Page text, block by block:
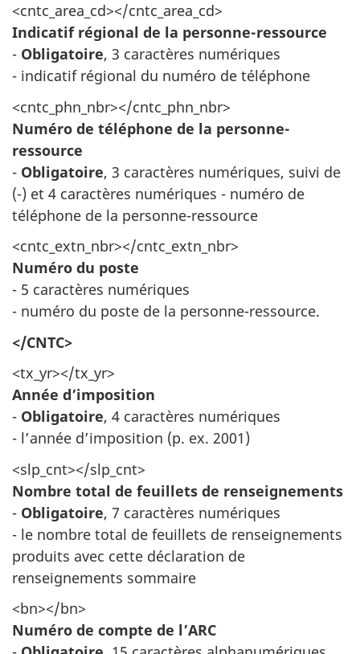
<cntc_area_cd></cntc_area_cd>
Indicatif régional de la personne-ressource
- Obligatoire, 3 caractères numériques
- indicatif régional du numéro de téléphone
<cntc_phn_nbr></cntc_phn_nbr>
Numéro de téléphone de la personne-
ressource
- Obligatoire, 3 caractères numériques, suivi de
(-) et 4 caractères numériques - numéro de
téléphone de la personne-ressource
<cntc_extn_nbr></cntc_extn_nbr>
Numéro du poste
- 5 caractères numériques
- numéro du poste de la personne-ressource.
</CNTC>
<tx_yr></tx_yr>
Année d’imposition
- Obligatoire, 4 caractères numériques
- l’année d’imposition (p. ex. 2001)
<slp_cnt></slp_cnt>
Nombre total de feuillets de renseignements
- Obligatoire, 7 caractères numériques
- le nombre total de feuillets de renseignements
produits avec cette déclaration de
renseignements sommaire
<bn></bn>
Numéro de compte de l’ARC